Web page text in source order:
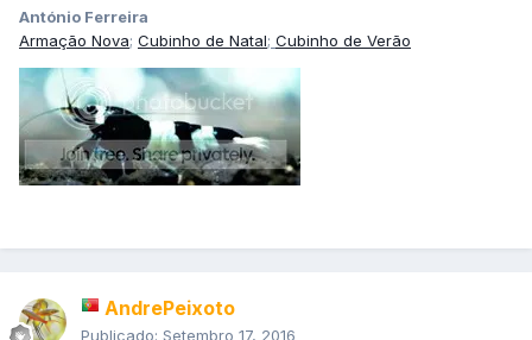
António Ferreira
Armação Nova; Cubinho de Natal; Cubinho de Verão
AndrePeixoto
Publicado: Setembro 17, 2016